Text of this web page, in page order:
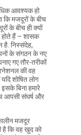
आवश्यक हो
कि मजदूरों के बीच
के बीच ही क्यों
होते हैं – शासक
है. निस्संदेह,
के संगठन के नए
गए तौर-तरीकों
की वह
शोषित लोग
इसके बिना हमारे
आपसी संघर्ष और
मजदूर
है कि वह खुद को